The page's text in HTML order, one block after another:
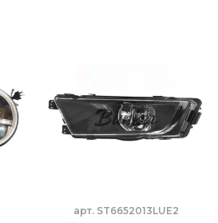
арт. ST6652013LUE2